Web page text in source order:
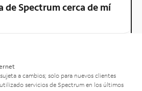
de Spectrum cerca de mí
a cambios; solo para nuevos clientes
servicios de Spectrum en los últimos